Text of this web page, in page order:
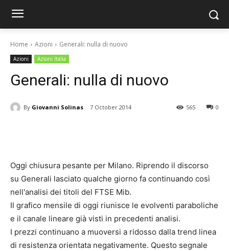
Home Azioni Generali: nulla di nuovo
Azioni Azioni Italia
Generali: nulla di nuovo
By Giovanni Solinas 7 October 2014 0
565
Oggi chiusura pesante per Milano. Riprendo il discorso
su Generali lasciato qualche giorno fa continuando così
nell'analisi dei titoli del FTSE Mib.
Il grafico mensile di oggi riunisce le evolventi paraboliche
e il canale lineare già visti in precedenti analisi.
I prezzi continuano a muoversi a ridosso dalla trend linea
di resistenza orientata negativamente. Questo segnale